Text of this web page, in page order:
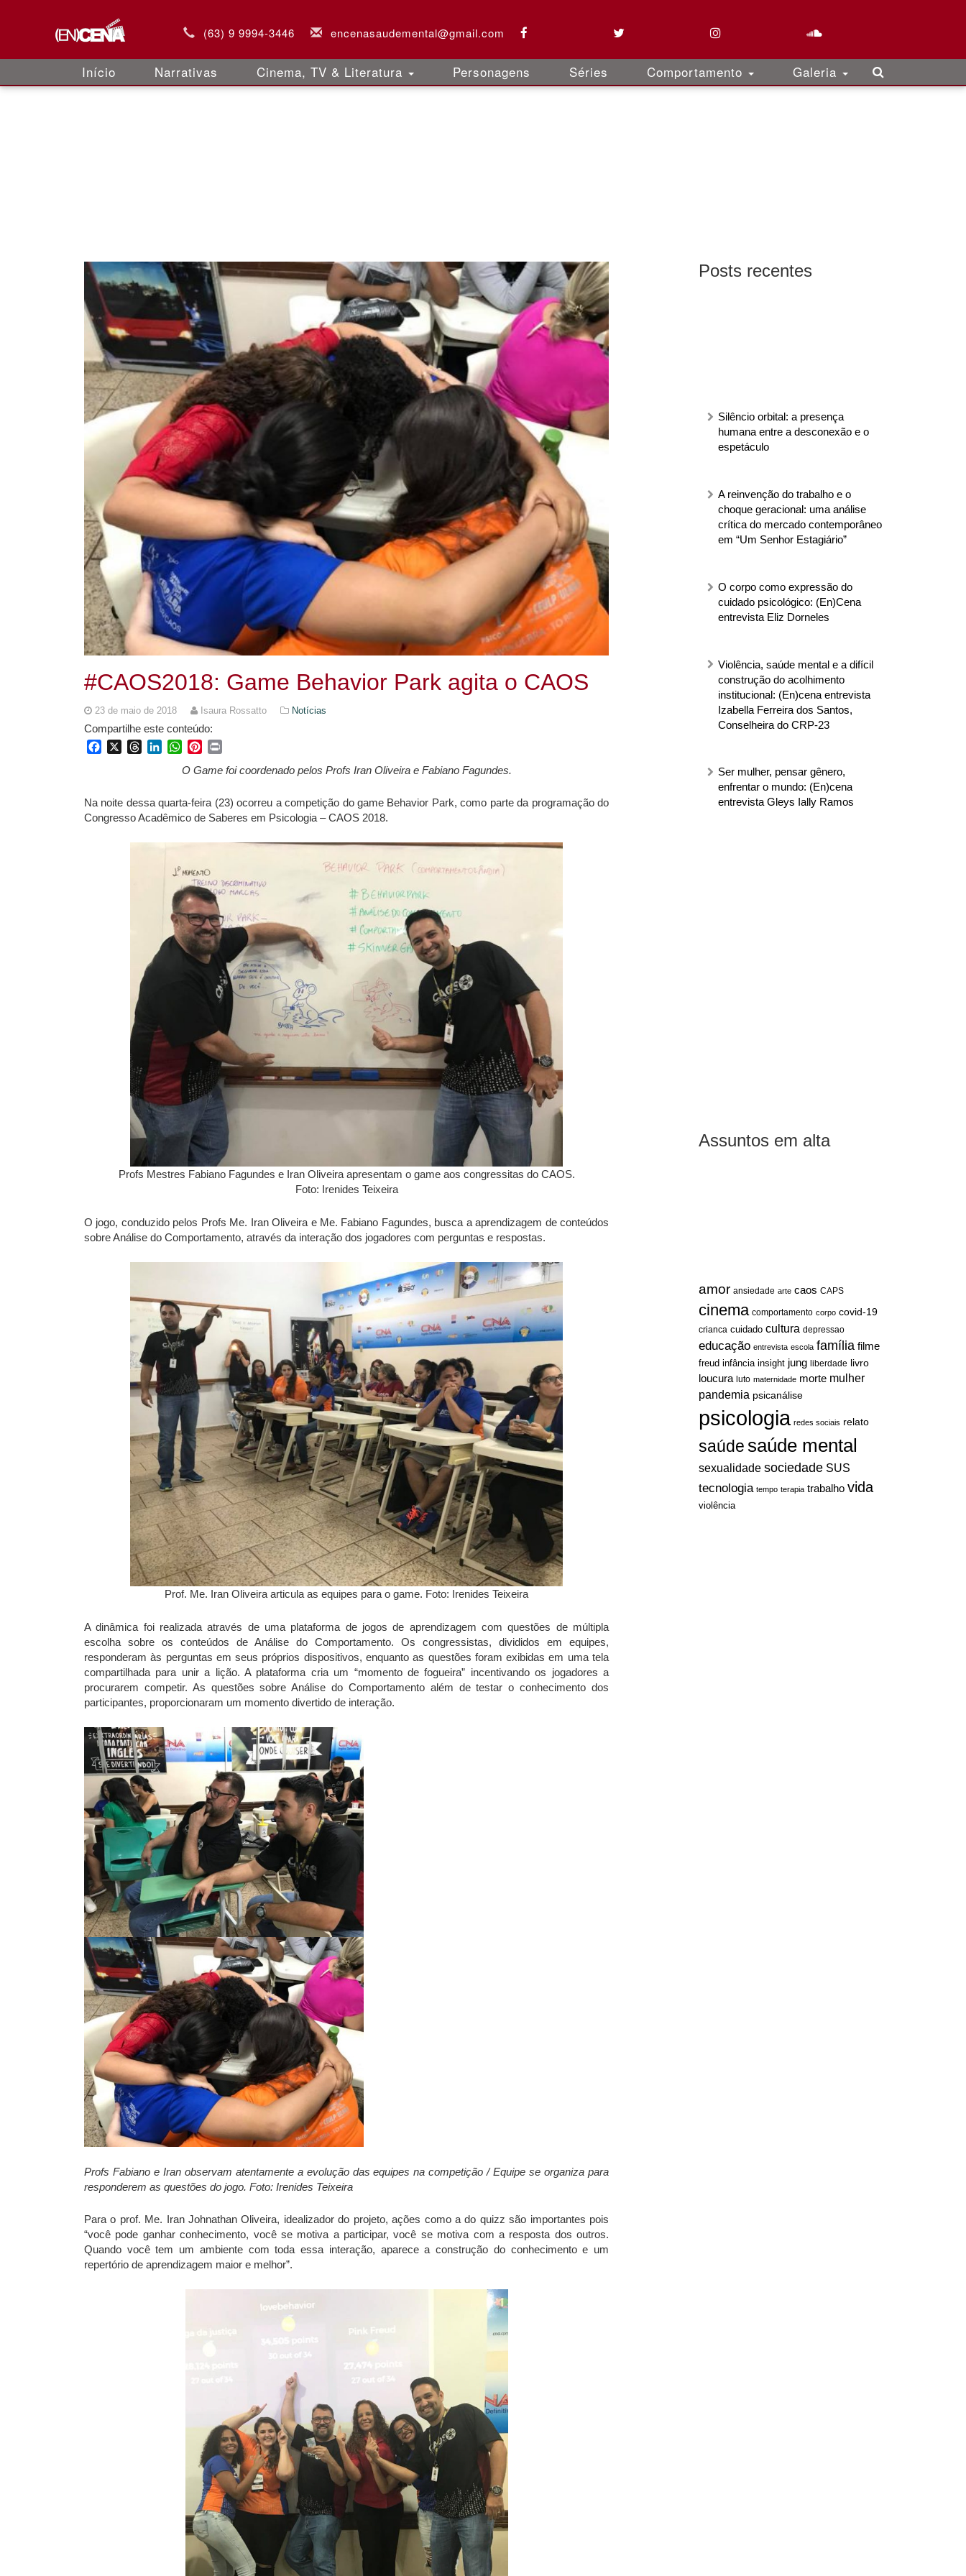
(63) 9 9994-3446 encenasaudemental@gmail.com
Início Narrativas Cinema, TV & Literatura Personagens Séries Comportamento Galeria
Posts recentes
Silêncio orbital: a presença
humana entre a desconexão e o
espetáculo
A reinvenção do trabalho e o
choque geracional: uma análise
crítica do mercado contemporâneo
em “Um Senhor Estagiário”
O corpo como expressão do
cuidado psicológico: (En)Cena
entrevista Eliz Dorneles
Violência, saúde mental e a difícil
construção do acolhimento
institucional: (En)cena entrevista
Izabella Ferreira dos Santos,
Conselheira do CRP-23
Ser mulher, pensar gênero,
enfrentar o mundo: (En)cena
entrevista Gleys Ially Ramos
Assuntos em alta
amor ansiedade arte caos CAPS
cinema comportamento corpo covid-19
crianca cuidado cultura depressao
educação entrevista escola família filme
freud infância insight jung liberdade livro
loucura luto maternidade morte mulher
pandemia psicanálise
psicologia redes sociais relato
saúdesaúde mental
sexualidade sociedade SUS
tecnologia tempo terapia trabalho vida
violência
#CAOS2018: Game Behavior Park agita o CAOS
23 de maio de 2018 Isaura Rossatto Notícias
Compartilhe este conteúdo:
FacebookThreadsLinkedInWhatsApp
Pinterest
O Game foi coordenado pelos Profs Iran Oliveira e Fabiano Fagundes.
Na noite dessa quarta-feira (23) ocorreu a competição do game Behavior Park, como parte da programação do
Congresso Acadêmico de Saberes em Psicologia – CAOS 2018.
Profs Mestres Fabiano Fagundes e Iran Oliveira apresentam o game aos congressitas do CAOS.
Foto: Irenides Teixeira
O jogo, conduzido pelos Profs Me. Iran Oliveira e Me. Fabiano Fagundes, busca a aprendizagem de conteúdos
sobre Análise do Comportamento, através da interação dos jogadores com perguntas e respostas.
Prof. Me. Iran Oliveira articula as equipes para o game. Foto: Irenides Teixeira
A dinâmica foi realizada através de uma plataforma de jogos de aprendizagem com questões de múltipla
escolha sobre os conteúdos de Análise do Comportamento. Os congressistas, divididos em equipes,
responderam às perguntas em seus próprios dispositivos, enquanto as questões foram exibidas em uma tela
compartilhada para unir a lição. A plataforma cria um “momento de fogueira” incentivando os jogadores a
procurarem competir. As questões sobre Análise do Comportamento além de testar o conhecimento dos
participantes, proporcionaram um momento divertido de interação.
Profs Fabiano e Iran observam atentamente a evolução das equipes na competição / Equipe se organiza para
responderem as questões do jogo. Foto: Irenides Teixeira
Para o prof. Me. Iran Johnathan Oliveira, idealizador do projeto, ações como a do quizz são importantes pois
“você pode ganhar conhecimento, você se motiva a participar, você se motiva com a resposta dos outros.
Quando você tem um ambiente com toda essa interação, aparece a construção do conhecimento e um
repertório de aprendizagem maior e melhor”.